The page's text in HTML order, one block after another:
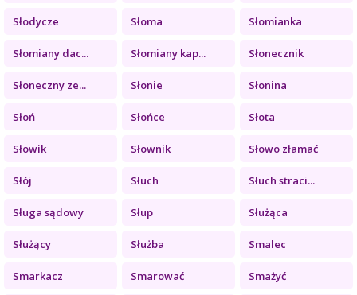
Słodycze Słoma Słomianka
Słomiany dac... Słomiany kap... Słonecznik
Słoneczny ze... Słonie Słonina
Słoń Słońce Słota
Słowik Słownik Słowo złamać
Słój Słuch Słuch straci...
Sługa sądowy Słup Służąca
Służący Służba Smalec
Smarkacz Smarować Smażyć